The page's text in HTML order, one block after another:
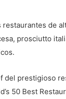
restaurantes de
prosciutto
del prestigioso
50 Best